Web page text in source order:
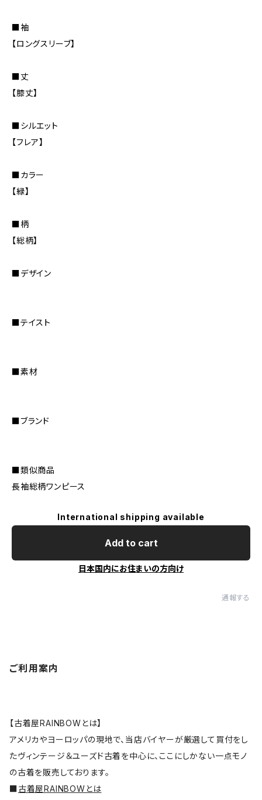
■袖
【ロングスリーブ】
■丈
【膝丈】
■シルエット
【フレア】
■カラー
【緑】
■柄
【総柄】
■デザイン
■テイスト
■素材
■ブランド
■類似商品
長袖総柄ワンピース
International shipping available
Add to cart
日本国内にお住まいの方向け
通報する
ご利用案内
【古着屋RAINBOWとは】
アメリカやヨーロッパの現地で、当店バイヤーが厳選して買付をし
たヴィンテージ＆ユーズド古着を中心に、ここにしかない一点モノ
の古着を販売しております。
■古着屋RAINBOWとは